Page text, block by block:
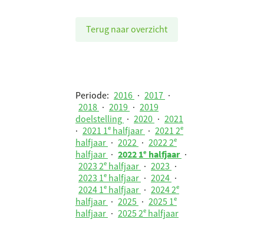
Terug naar overzicht
Periode: 2016 · 2017 ·
2018 · 2019 · 2019
doelstelling · 2020 · 2021
· 2021 1ᵉ halfjaar · 2021 2ᵉ
halfjaar · 2022 · 2022 2ᵉ
halfjaar · 2022 1ᵉ halfjaar ·
2023 2ᵉ halfjaar · 2023 ·
2023 1ᵉ halfjaar · 2024 ·
2024 1ᵉ halfjaar · 2024 2ᵉ
halfjaar · 2025 · 2025 1ᵉ
halfjaar · 2025 2ᵉ halfjaar